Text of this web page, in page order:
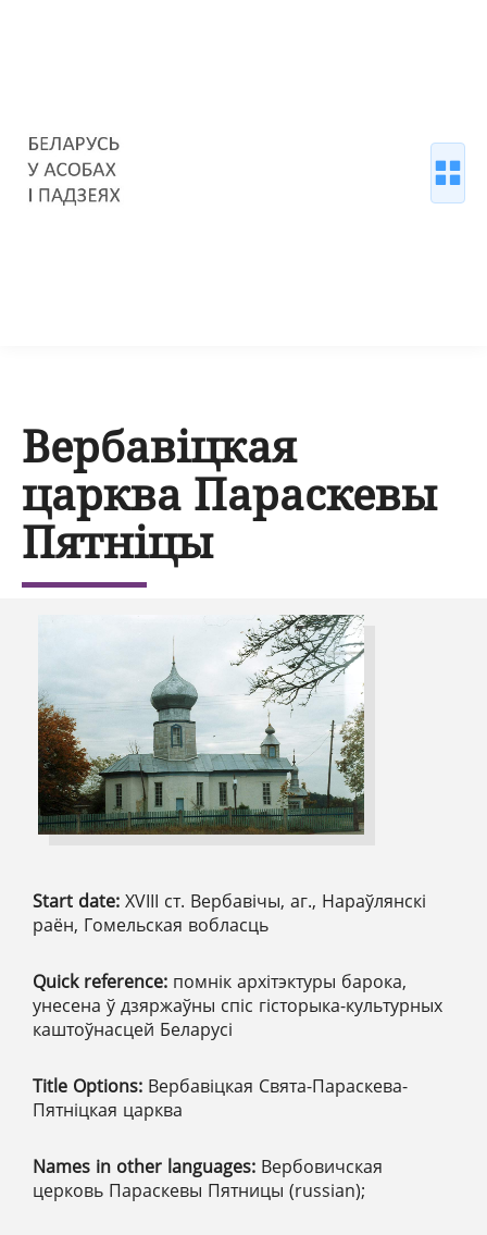
Вербавіцкая
царква Параскевы
Пятніцы
Start date: ХVIII ст. Вербавічы, аг., Нараўлянскі
раён, Гомельская вобласць
Quick reference: помнік архітэктуры барока,
унесена ў дзяржаўны спіс гісторыка-культурных
каштоўнасцей Беларусі
Title Options: Вербавіцкая Свята-Параскева-
Пятніцкая царква
Names in other languages: Вербовичская
церковь Параскевы Пятницы (russian);